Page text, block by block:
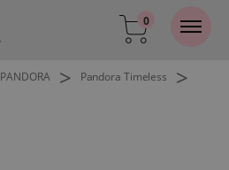
0
PANDORA > Pandora Timeless >